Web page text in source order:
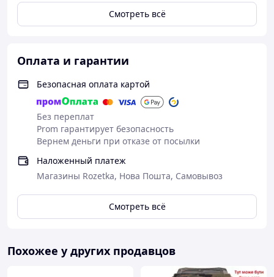
Смотреть всё
Оплата и гарантии
Безопасная оплата картой
Без переплат
Prom гарантирует безопасность
Вернем деньги при отказе от посылки
Наложенный платеж
Магазины Rozetka, Нова Пошта, Самовывоз
Смотреть всё
Похожее у других продавцов